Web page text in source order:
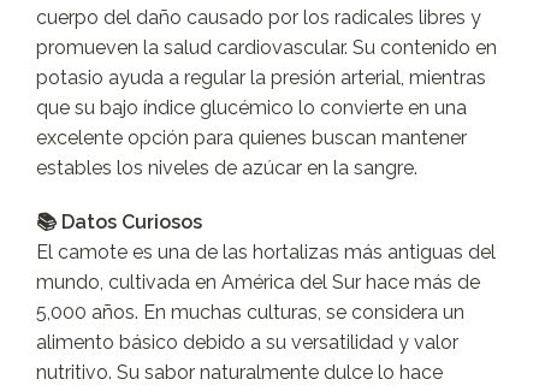
cuerpo del daño causado por los radicales libres y
promueven la salud cardiovascular. Su contenido en
potasio ayuda a regular la presión arterial, mientras
que su bajo índice glucémico lo convierte en una
excelente opción para quienes buscan mantener
estables los niveles de azúcar en la sangre.
📚 Datos Curiosos
El camote es una de las hortalizas más antiguas del
mundo, cultivada en América del Sur hace más de
5,000 años. En muchas culturas, se considera un
alimento básico debido a su versatilidad y valor
nutritivo. Su sabor naturalmente dulce lo hace